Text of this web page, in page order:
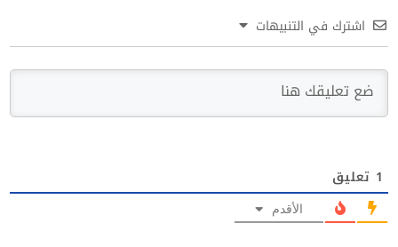
اشترك في التنبيهات
1 تعليق
الأقدم